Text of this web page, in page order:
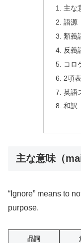
主な
語源
類義
反義
コロ
2項
英語
和訳
主な意味（
“Ignore” means to
purpose.
品詞